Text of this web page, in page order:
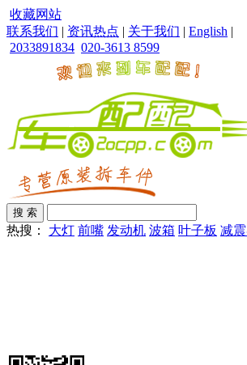
收藏网站
联系我们 | 资讯热点 | 关于我们 | English |
2033891834 020-3613 8599
热搜： 大灯 前嘴 发动机 波箱 叶子板 减